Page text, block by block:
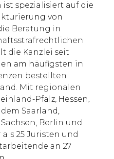
spezialisiert auf die
von
Beratung in
die Kanzlei seit
am häufigsten in
bestellten
Mit regionalen
Pfalz, Hessen,
Saarland,
Berlin und
25 Juristen und
an 27